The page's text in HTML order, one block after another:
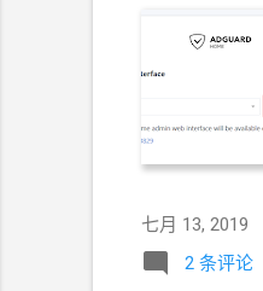
七月 13, 2019
2 条评论